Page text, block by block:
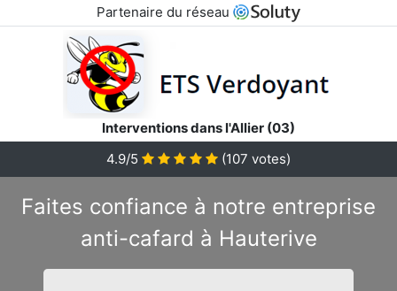
Partenaire du réseau
Interventions dans l'Allier (03)
4.9/5
(107 votes)
Faites confiance à notre entreprise
anti-cafard à Hauterive